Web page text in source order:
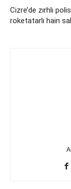
Cizre’de zırhlı
roketatarlı hain